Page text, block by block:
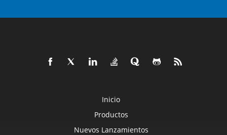
Inicio
Productos
Nuevos Lanzamientos